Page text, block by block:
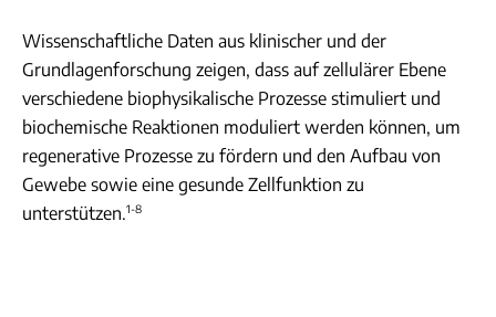
Wissenschaftliche Daten aus klinischer und der
Grundlagenforschung zeigen, dass auf zellulärer Ebene
verschiedene biophysikalische Prozesse stimuliert und
biochemische Reaktionen moduliert werden können, um
regenerative Prozesse zu fördern und den Aufbau von
Gewebe sowie eine gesunde Zellfunktion zu
unterstützen.1-8